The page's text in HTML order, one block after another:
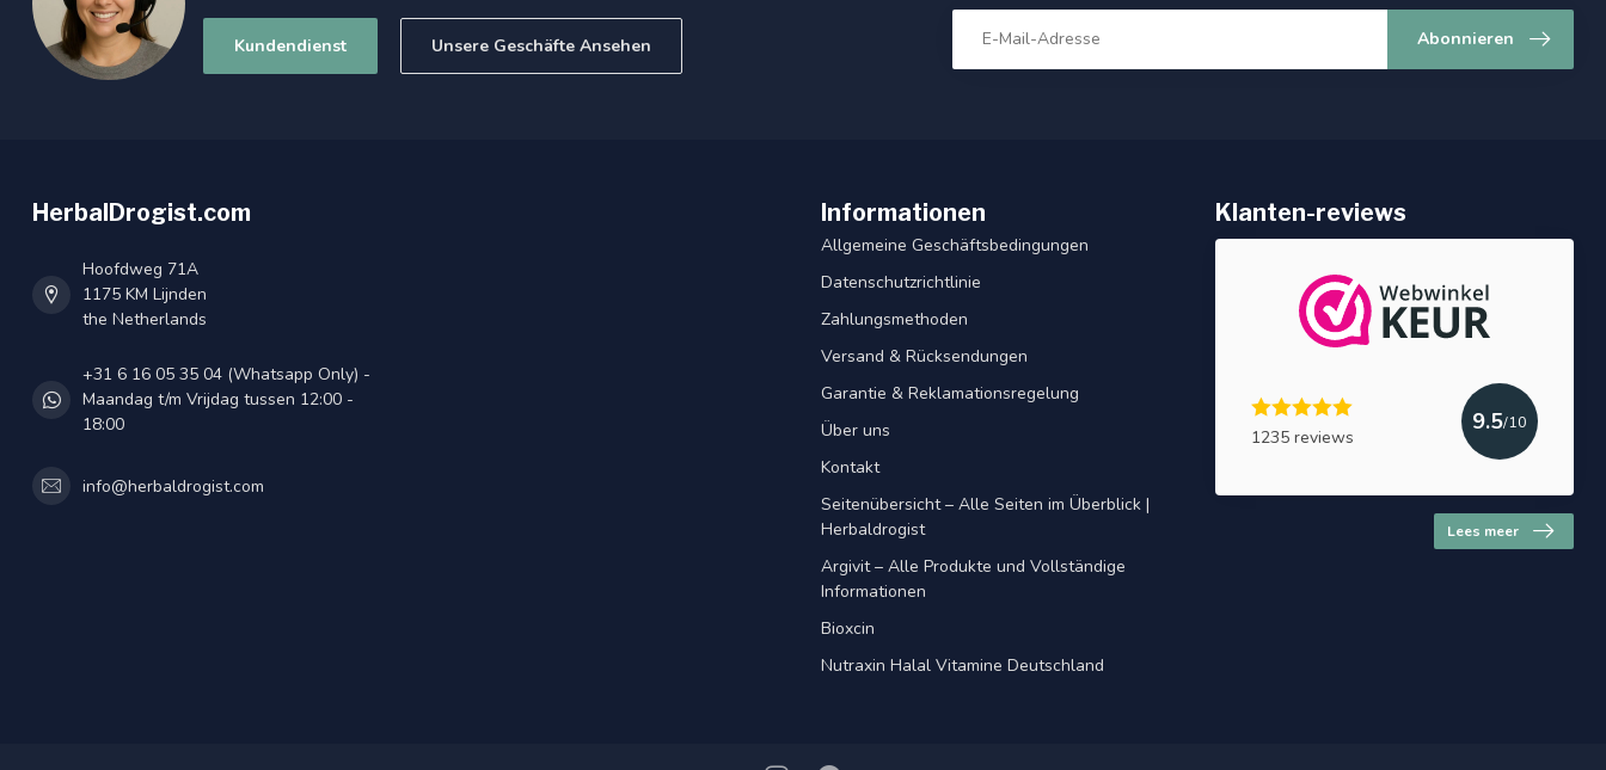
Kundendienst Unsere Geschäfte Ansehen Abonnieren
HerbalDrogist.com
Hoofdweg 71A
1175 KM Lijnden
the Netherlands
+31 6 16 05 35 04 (Whatsapp Only) -
Maandag t/m Vrijdag tussen 12:00 -
18:00
info@herbaldrogist.com
Informationen
Allgemeine Geschäftsbedingungen
Datenschutzrichtlinie
Zahlungsmethoden
Versand & Rücksendungen
Garantie & Reklamationsregelung
Über uns
Kontakt
Seitenübersicht – Alle Seiten im Überblick |
Herbaldrogist
Argivit – Alle Produkte und Vollständige
Informationen
Bioxcin
Nutraxin Halal Vitamine Deutschland
Klanten-reviews
1235 reviews
9.5/10
Lees meer